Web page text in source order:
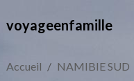
voyageenfamille
Accueil NAMIBIE SUD